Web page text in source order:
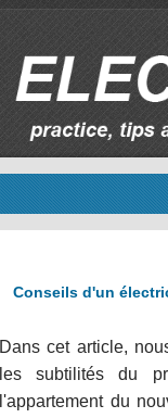
Conseils d'un
Dans cet article,
les subtilités du
l'appartement du